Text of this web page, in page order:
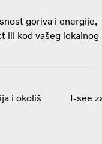
goriva i energije,
ili kod vašeg lokalnog
i okoliš I-see